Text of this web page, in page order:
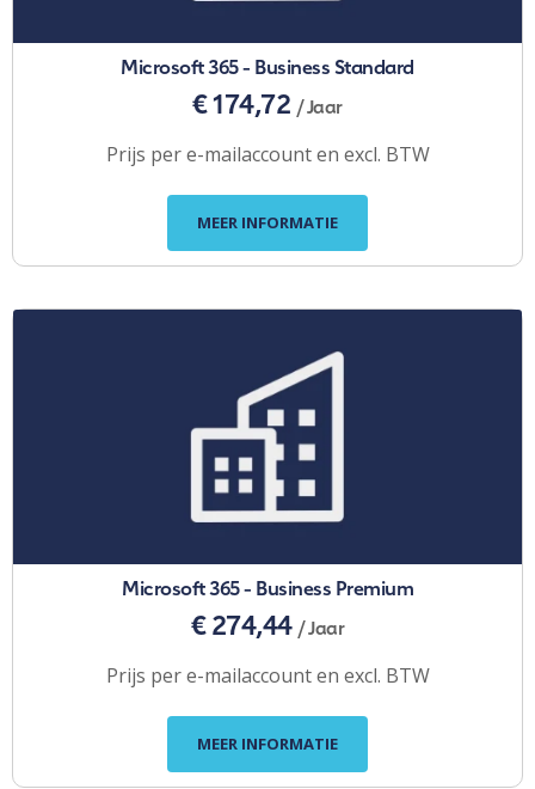
Microsoft 365 - Business Standard
€ 174,72 / Jaar
Prijs per e-mailaccount en excl. BTW
MEER INFORMATIE
Microsoft 365 - Business Premium
€ 274,44 / Jaar
Prijs per e-mailaccount en excl. BTW
MEER INFORMATIE